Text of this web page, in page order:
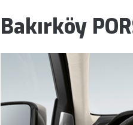
Bakırköy